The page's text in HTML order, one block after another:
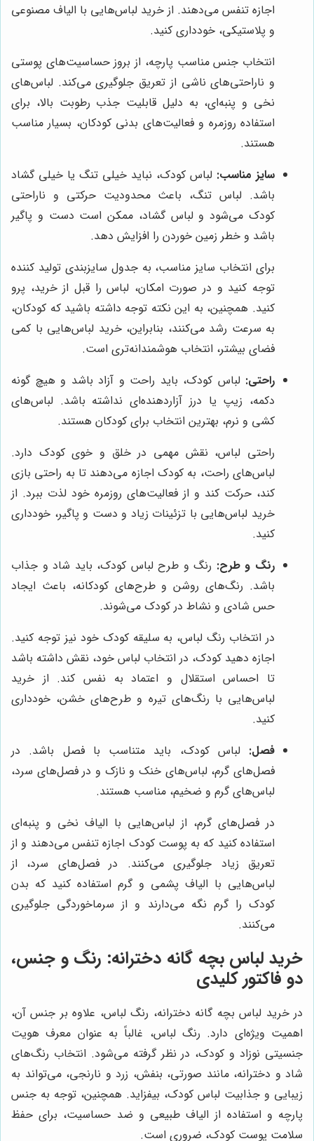
اجازه تنفس می‌دهند. از خرید لباس‌هایی با الیاف مصنوعی
و پلاستیکی، خودداری کنید.
انتخاب جنس مناسب پارچه، از بروز حساسیت‌های پوستی
و ناراحتی‌های ناشی از تعریق جلوگیری می‌کند. لباس‌های
نخی و پنبه‌ای، به دلیل قابلیت جذب رطوبت بالا، برای
استفاده روزمره و فعالیت‌های بدنی کودکان، بسیار مناسب
هستند.
سایز مناسب: لباس کودک، نباید خیلی تنگ یا خیلی گشاد
باشد. لباس تنگ، باعث محدودیت حرکتی و ناراحتی
کودک می‌شود و لباس گشاد، ممکن است دست و پاگیر
باشد و خطر زمین خوردن را افزایش دهد.
برای انتخاب سایز مناسب، به جدول سایزبندی تولید کننده
توجه کنید و در صورت امکان، لباس را قبل از خرید، پرو
کنید. همچنین، به این نکته توجه داشته باشید که کودکان،
به سرعت رشد می‌کنند، بنابراین، خرید لباس‌هایی با کمی
فضای بیشتر، انتخاب هوشمندانه‌تری است.
راحتی: لباس کودک، باید راحت و آزاد باشد و هیچ گونه
دکمه، زیپ یا درز آزاردهنده‌ای نداشته باشد. لباس‌های
کشی و نرم، بهترین انتخاب برای کودکان هستند.
راحتی لباس، نقش مهمی در خلق و خوی کودک دارد.
لباس‌های راحت، به کودک اجازه می‌دهند تا به راحتی بازی
کند، حرکت کند و از فعالیت‌های روزمره خود لذت ببرد. از
خرید لباس‌هایی با تزئینات زیاد و دست و پاگیر، خودداری
کنید.
رنگ و طرح: رنگ و طرح لباس کودک، باید شاد و جذاب
باشد. رنگ‌های روشن و طرح‌های کودکانه، باعث ایجاد
حس شادی و نشاط در کودک می‌شوند.
در انتخاب رنگ لباس، به سلیقه کودک خود نیز توجه کنید.
اجازه دهید کودک، در انتخاب لباس خود، نقش داشته باشد
تا احساس استقلال و اعتماد به نفس کند. از خرید
لباس‌هایی با رنگ‌های تیره و طرح‌های خشن، خودداری
کنید.
فصل: لباس کودک، باید متناسب با فصل باشد. در
فصل‌های گرم، لباس‌های خنک و نازک و در فصل‌های سرد،
لباس‌های گرم و ضخیم، مناسب هستند.
در فصل‌های گرم، از لباس‌هایی با الیاف نخی و پنبه‌ای
استفاده کنید که به پوست کودک اجازه تنفس می‌دهند و از
تعریق زیاد جلوگیری می‌کنند. در فصل‌های سرد، از
لباس‌هایی با الیاف پشمی و گرم استفاده کنید که بدن
کودک را گرم نگه می‌دارند و از سرماخوردگی جلوگیری
می‌کنند.
خرید لباس بچه گانه دخترانه: رنگ و جنس،
دو فاکتور کلیدی
در خرید لباس بچه گانه دخترانه، رنگ لباس، علاوه بر جنس آن،
اهمیت ویژه‌ای دارد. رنگ لباس، غالباً به عنوان معرف هویت
جنسیتی نوزاد و کودک، در نظر گرفته می‌شود. انتخاب رنگ‌های
شاد و دخترانه، مانند صورتی، بنفش، زرد و نارنجی، می‌تواند به
زیبایی و جذابیت لباس کودک، بیفزاید. همچنین، توجه به جنس
پارچه و استفاده از الیاف طبیعی و ضد حساسیت، برای حفظ
سلامت پوست کودک، ضروری است.